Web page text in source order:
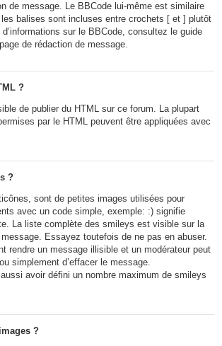
de message. Le BBCode lui-même est similaire
balises sont incluses entre crochets [ et ] plutôt
sur le BBCode, consultez le guide
de rédaction de message.
?
de publier du HTML sur ce forum. La plupart
par le HTML peuvent être appliquées avec
?
sont de petites images utilisées pour
avec un code simple, exemple: :) signifie
La liste complète des smileys est visible sur la
Essayez toutefois de ne pas en abuser.
rendre un message illisible et un modérateur peut
simplement d’effacer le message.
aussi avoir défini un nombre maximum de smileys
?